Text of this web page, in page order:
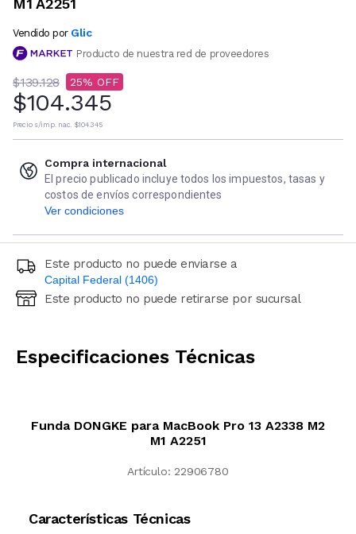
M1 A2251
Vendido por Glic
Producto de nuestra red de proveedores
$139.128 25
$104.345
Precio s/imp. nac. $104.345
Compra internacional
El precio publicado incluye todos los impuestos, tasas y
costos de envíos correspondientes
Ver condiciones
Este producto no puede enviarse a
Capital Federal (1406)
Ingresá código postal (sólo números)
Este producto no puede retirarse por sucursal
Especificaciones Técnicas
Funda DONGKE para MacBook Pro 13 A2338 M2
M1 A2251
Artículo: 22906780
Características Técnicas